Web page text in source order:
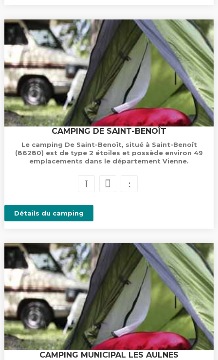
CAMPING DE SAINT-BENOÎT
Le camping De Saint-Benoît, situé à Saint-Benoît
(86280) est de type 2 étoiles et possède environ 49
emplacements dans le département Vienne.
Détails du camping
CAMPING MUNICIPAL LES AULNES